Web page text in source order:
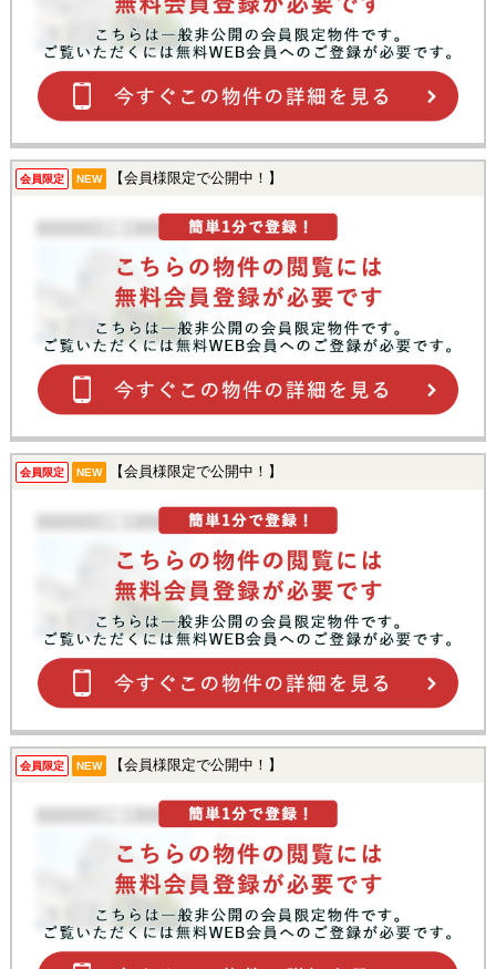
会員限定 NEW 【会員様限定で公開中！】
会員限定 NEW 【会員様限定で公開中！】
会員限定 NEW 【会員様限定で公開中！】